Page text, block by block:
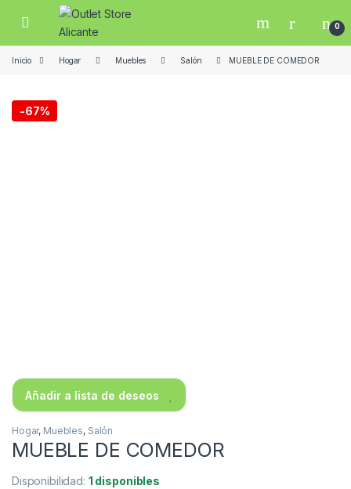
Skip to navigation
Skip to content
Open 0
Inicio Hogar Muebles Salón MUEBLE DE COMEDOR
-67%
Añadir a lista de deseos
Hogar, Muebles, Salón
MUEBLE DE COMEDOR
Disponibilidad: 1 disponibles